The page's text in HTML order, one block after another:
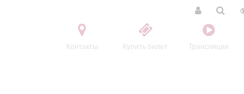
Контакты Купить билет Трансляции